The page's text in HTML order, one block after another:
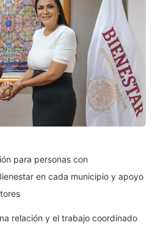
para personas con
en cada municipio y apoyo
relación y el trabajo coordinado